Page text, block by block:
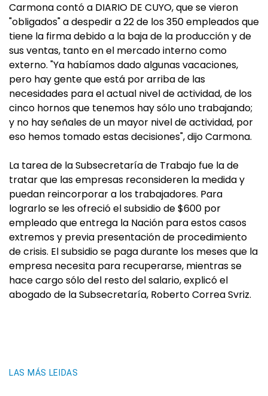
Carmona contó a DIARIO DE CUYO, que se vieron
"obligados" a despedir a 22 de los 350 empleados que
tiene la firma debido a la baja de la producción y de
sus ventas, tanto en el mercado interno como
externo. "Ya habíamos dado algunas vacaciones,
pero hay gente que está por arriba de las
necesidades para el actual nivel de actividad, de los
cinco hornos que tenemos hay sólo uno trabajando;
y no hay señales de un mayor nivel de actividad, por
eso hemos tomado estas decisiones", dijo Carmona.
La tarea de la Subsecretaría de Trabajo fue la de
tratar que las empresas reconsideren la medida y
puedan reincorporar a los trabajadores. Para
lograrlo se les ofreció el subsidio de $600 por
empleado que entrega la Nación para estos casos
extremos y previa presentación de procedimiento
de crisis. El subsidio se paga durante los meses que la
empresa necesita para recuperarse, mientras se
hace cargo sólo del resto del salario, explicó el
abogado de la Subsecretaría, Roberto Correa Svriz.
LAS MÁS LEIDAS